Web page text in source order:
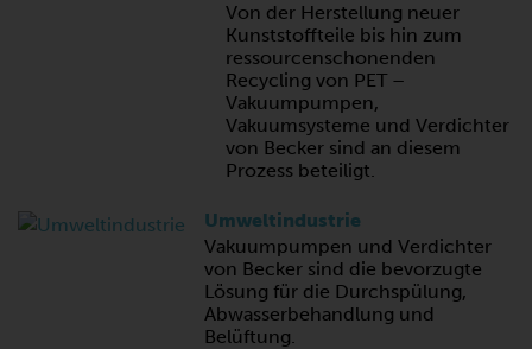
Von der Herstellung neuer
Kunststoffteile bis hin zum
ressourcenschonenden
Recycling von PET –
Vakuumpumpen,
Vakuumsysteme und Verdichter
von Becker sind an diesem
Prozess beteiligt.
Umweltindustrie
Vakuumpumpen und Verdichter
von Becker sind die bevorzugte
Lösung für die Durchspülung,
Abwasserbehandlung und
Belüftung.